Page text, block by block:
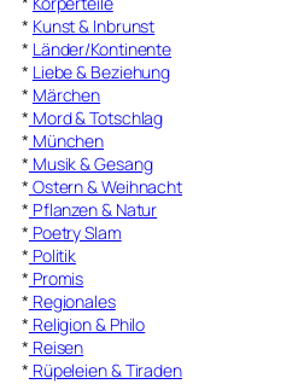
* Kunst & Inbrunst
* Länder/Kontinente
* Liebe & Beziehung
* Märchen
* Mord & Totschlag
* München
* Musik & Gesang
* Ostern & Weihnacht
* Pflanzen & Natur
* Poetry Slam
* Politik
* Promis
* Regionales
* Religion & Philo
* Reisen
* Rüpeleien & Tiraden